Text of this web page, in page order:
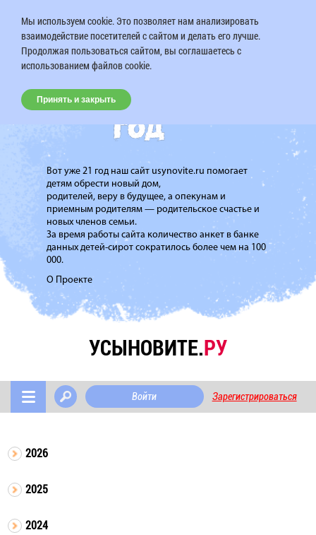
Вот уже 21 год наш сайт usynovite.ru помогает
детям обрести новый дом,
родителей, веру в будущее, а опекунам и
приемным родителям — родительское счастье и
новых членов семьи.
За время работы сайта количество анкет в банке
данных детей-сирот сократилось более чем на 100
000.
О Проекте
УСЫНОВИТЕ.РУ
Войти Зарегистрироваться
2026
2025
2024
Мы используем cookie. Это позволяет нам анализировать
взаимодействие посетителей с сайтом и делать его лучше.
Продолжая пользоваться сайтом, вы соглашаетесь с
использованием файлов cookie.
Принять и закрыть